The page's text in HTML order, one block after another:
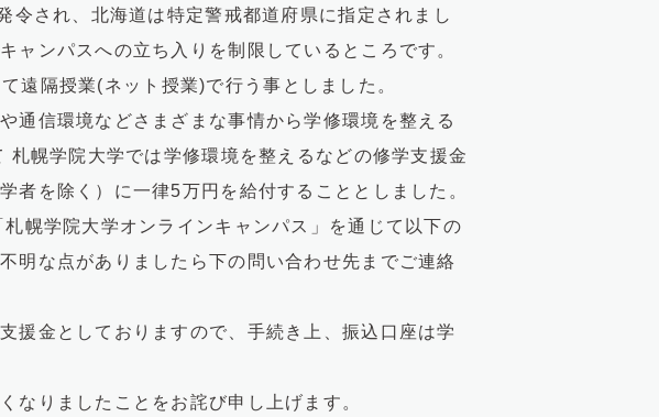
され、北海道は特定警戒都道府県に指定されまし
ャンパスへの立ち入りを制限しているところです。
遠隔授業(ネット授業)で行う事としました。
信環境などさまざまな事情から学修環境を整える
幌学院大学では学修環境を整えるなどの修学支援金
者を除く）に一律5万円を給付することとしました。
幌学院大学オンラインキャンパス」を通じて以下の
明な点がありましたら下の問い合わせ先までご連絡
金としておりますので、手続き上、振込口座は学
りましたことをお詫び申し上げます。